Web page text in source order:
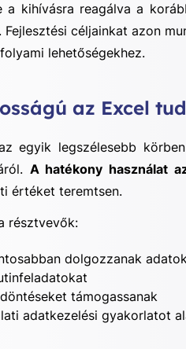
kihívásra reagálva a
céljainkat azon
lehetőségekhez.
az Excel
egyik legszélesebb
A hatékony használat
értéket teremtsen.
résztvevők:
dolgozzanak
támogassanak
adatkezelési gyakorlatot